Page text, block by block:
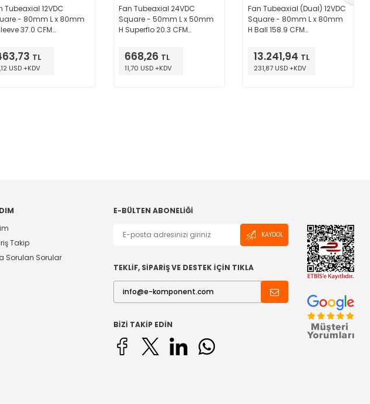
Tubeaxial 12VDC
- 80mm L x 80mm
37.0 CFM
TL
USD +KDV
Fan Tubeaxial 24VDC
Square - 50mm L x 50mm
H Superflo 20.3 CFM
668,26 TL
11,70 USD +KDV
Fan Tubeaxial (Dual) 12VDC
Square - 80mm L x 80mm
H Ball 158.9 CFM
per Fan
13.241,94 TL
231,87 USD +KDV
Takip
Sorulan Sorular
E-BÜLTEN ABONELIĞI
KAYDOL
TEKLİF, SİPARİŞ VE DESTEK İÇİN TIKLA
BIZI TAKIP EDIN